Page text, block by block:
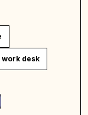
work desk